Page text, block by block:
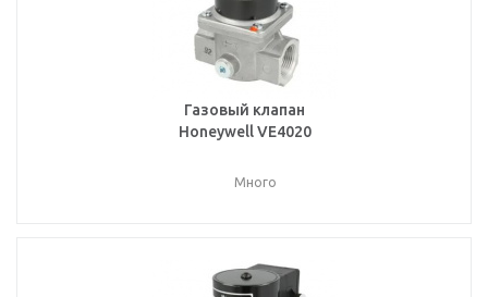
Газовый клапан
Honeywell VE4020
Много